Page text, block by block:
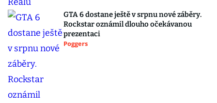
GTA 6 dostane ještě v srpnu nové záběry.
Rockstar oznámil dlouho očekávanou
prezentaci
Poggers